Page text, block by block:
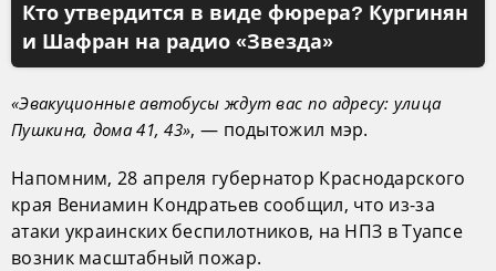
Кто утвердится в виде фюрера? Кургинян
и Шафран на радио «Звезда»
«Эвакуционные автобусы ждут вас по адресу: улица
Пушкина, дома 41, 43», — подытожил мэр.
Напомним, 28 апреля губернатор Краснодарского
края Вениамин Кондратьев сообщил, что из-за
атаки украинских беспилотников, на НПЗ в Туапсе
возник масштабный пожар.